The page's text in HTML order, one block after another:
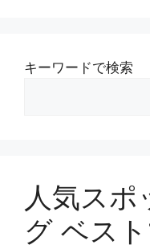
キーワードで検索
人気スポ
グ ベス